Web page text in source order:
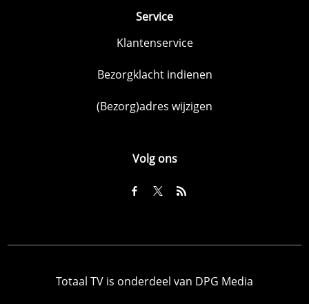
Service
Klantenservice
Bezorgklacht indienen
(Bezorg)adres wijzigen
Volg ons
Totaal TV is onderdeel van DPG Media